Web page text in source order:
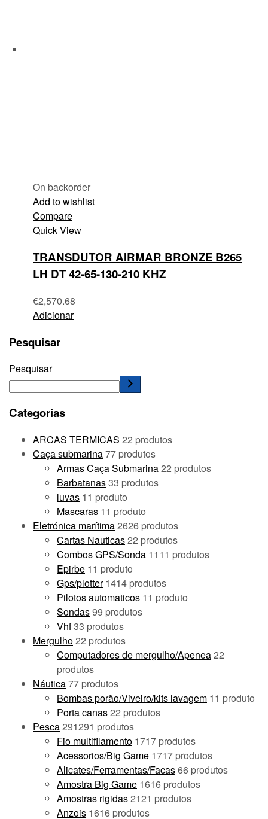
On backorder
Add to wishlist
Compare
Quick View
TRANSDUTOR AIRMAR BRONZE B265
LH DT 42-65-130-210 KHZ
€2,570.68
Adicionar
Pesquisar
Pesquisar
Categorias
ARCAS TERMICAS 22 produtos
Caça submarina77 produtos
Armas Caça Submarina22 produtos
Barbatanas33 produtos
luvas 11 produto
Mascaras 11 produto
Eletrónica marítima2626 produtos
Cartas Nauticas22 produtos
Combos GPS/Sonda 1111 produtos
Epirbe 11 produto
Gps/plotter 1414 produtos
Pilotos automaticos 11 produto
Sondas99 produtos
Vhf33 produtos
Mergulho22 produtos
Computadores de mergulho/Apenea22
produtos
Náutica77 produtos
Bombas porão/Viveiro/kits lavagem 11 produto
Porta canas22 produtos
Pesca291291 produtos
Fio multifilamento 1717 produtos
Acessorios/Big Game 1717 produtos
Alicates/Ferramentas/Facas66 produtos
Amostra Big Game 1616 produtos
Amostras rigidas2121 produtos
Anzois 1616 produtos